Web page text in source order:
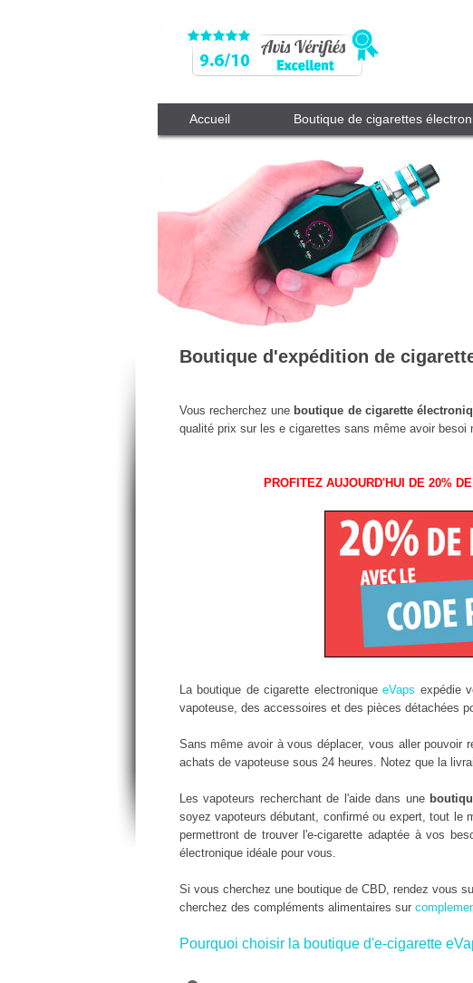
Accueil Boutique de cigarettes
Boutique d'expédition de
Vous recherchez une boutique de cigarette
qualité prix sur les e cigarettes sans même avoir besoi
PROFITEZ AUJOURD'HUI DE 20%
La boutique de cigarette electroniqueeVaps expédie
vapoteuse, des accessoires et des pièces détachées
Sans même avoir à vous déplacer, vous aller
achats de vapoteuse sous 24 heures. Notez que la
Les vapoteurs recherchant de l'aide dans une
soyez vapoteurs débutant, confirmé ou expert, tout le
permettront de trouver l'e-cigarette adaptée à vos
électronique idéale pour vous.
Si vous cherchez une boutique de CBD, rendez vous
cherchez des compléments alimentaires sur
Pourquoi choisir la boutique d'e-cigarette